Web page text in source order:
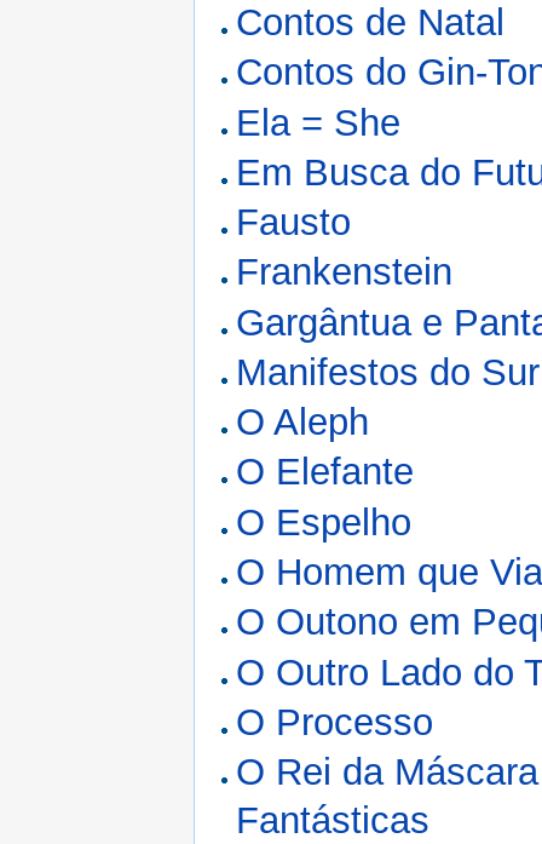
Contos de Natal
Contos do Gin-
Ela = She
Em Busca do
Fausto
Frankenstein
Gargântua e
Manifestos do
O Aleph
O Elefante
O Espelho
O Homem que
O Outono em
O Outro Lado do
O Processo
O Rei da
Fantásticas